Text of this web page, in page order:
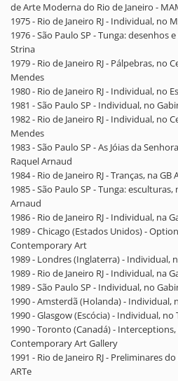
de Arte Moderna do Rio de Janeiro -
1975 - Rio de Janeiro RJ - Individual, no
1976 - São Paulo SP - Tunga: desenhos
Strina
1979 - Rio de Janeiro RJ - Pálpebras, no
Mendes
1980 - Rio de Janeiro RJ - Individual, no
1981 - São Paulo SP - Individual, no
1982 - Rio de Janeiro RJ - Individual, no
Mendes
1983 - São Paulo SP - As Jóias da
Raquel Arnaud
1984 - Rio de Janeiro RJ - Tranças, na GB
1985 - São Paulo SP - Tunga:
Arnaud
1986 - Rio de Janeiro RJ - Individual, na
1989 - Chicago (Estados Unidos) -
Contemporary Art
1989 - Londres (Inglaterra) - Individual,
1989 - Rio de Janeiro RJ - Individual, na
1989 - São Paulo SP - Individual, no
1990 - Amsterdã (Holanda) - Individual,
1990 - Glasgow (Escócia) - Individual,
1990 - Toronto (Canadá) -
Contemporary Art Gallery
1991 - Rio de Janeiro RJ - Preliminares
ARTe